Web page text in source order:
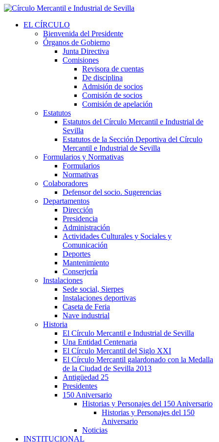
EL CÍRCULO
Bienvenida del Presidente
Órganos de Gobierno
Junta Directiva
Comisiones
Revisora de cuentas
De disciplina
Admisión de socios
Comisión de socios
Comisión de apelación
Estatutos
Estatutos del Círculo Mercantil e Industrial de
Sevilla
Estatutos de la Sección Deportiva del Círculo
Mercantil e Industrial de Sevilla
Formularios y Normativas
Formularios
Normativas
Colaboradores
Defensor del socio. Sugerencias
Departamentos
Dirección
Presidencia
Administración
Actividades Culturales y Sociales y
Comunicación
Deportes
Mantenimiento
Conserjería
Instalaciones
Sede social, Sierpes
Instalaciones deportivas
Caseta de Feria
Nave industrial
Historia
El Círculo Mercantil e Industrial de Sevilla
Una Entidad Centenaria
El Círculo Mercantil del Siglo XXI
El Círculo Mercantil galardonado con la Medalla
de la Ciudad de Sevilla 2013
Antigüedad 25
Presidentes
150 Aniversario
Historias y Personajes del 150 Aniversario
Historias y Personajes del 150
Aniversario
Noticias
INSTITUCIONAL